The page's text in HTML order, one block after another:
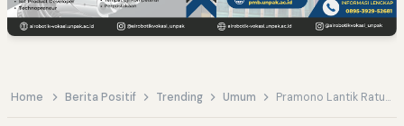
Home Berita Positif Trending Umum Pramono Lantik Ratusan Pejabat Baru, Jakarta Siap Menghadapi Tantangan Masa Depan